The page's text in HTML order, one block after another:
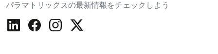
パラマトリックスの最新情報をチェックしよう